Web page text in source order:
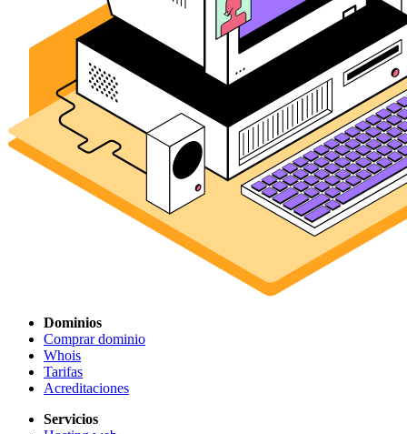
Dominios
Comprar dominio
Whois
Tarifas
Acreditaciones
Servicios